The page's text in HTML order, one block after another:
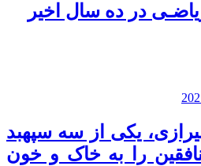
در ده سال اخیر
یکی از سه سپهبد
را به خاک و خون